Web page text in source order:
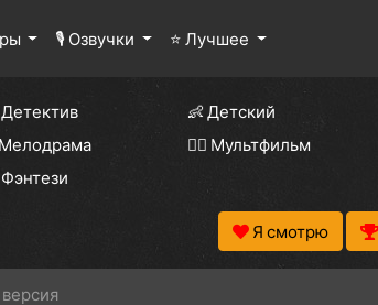
🎙 Озвучки ⭐ Лучшее
👶 Детский
🧚‍♀️ Мультфильм
Фэнтези
Я смотрю